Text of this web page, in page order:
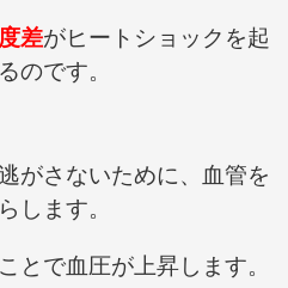
差がヒートショックを起
のです。
がさないために、血管を
します。
とで血圧が上昇します。